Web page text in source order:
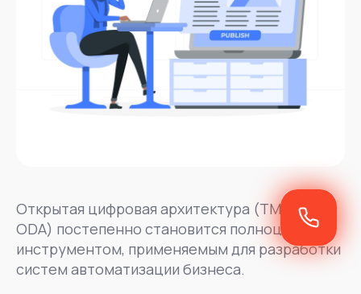
Открытая цифровая архитектура (TM Forum
ODA) постепенно становится полноценным
инструментом, применяемым для разработки
систем автоматизации бизнеса.